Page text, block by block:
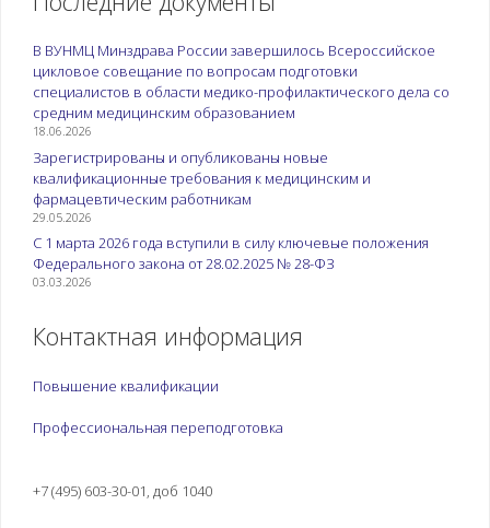
В ВУНМЦ Минздрава России завершилось Всероссийское
цикловое совещание по вопросам подготовки
специалистов в области медико-профилактического дела со
средним медицинским образованием
18.06.2026
Зарегистрированы и опубликованы новые
квалификационные требования к медицинским и
фармацевтическим работникам
29.05.2026
С 1 марта 2026 года вступили в силу ключевые положения
Федерального закона от 28.02.2025 № 28-ФЗ
03.03.2026
Контактная информация
Повышение квалификации
Профессиональная переподготовка
+7 (495) 603-30-01, доб 1040